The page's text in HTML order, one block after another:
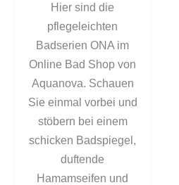
Hier sind die
pflegeleichten
Badserien ONA im
Online Bad Shop von
Aquanova. Schauen
Sie einmal vorbei und
stöbern bei einem
schicken Badspiegel,
duftende
Hamamseifen und